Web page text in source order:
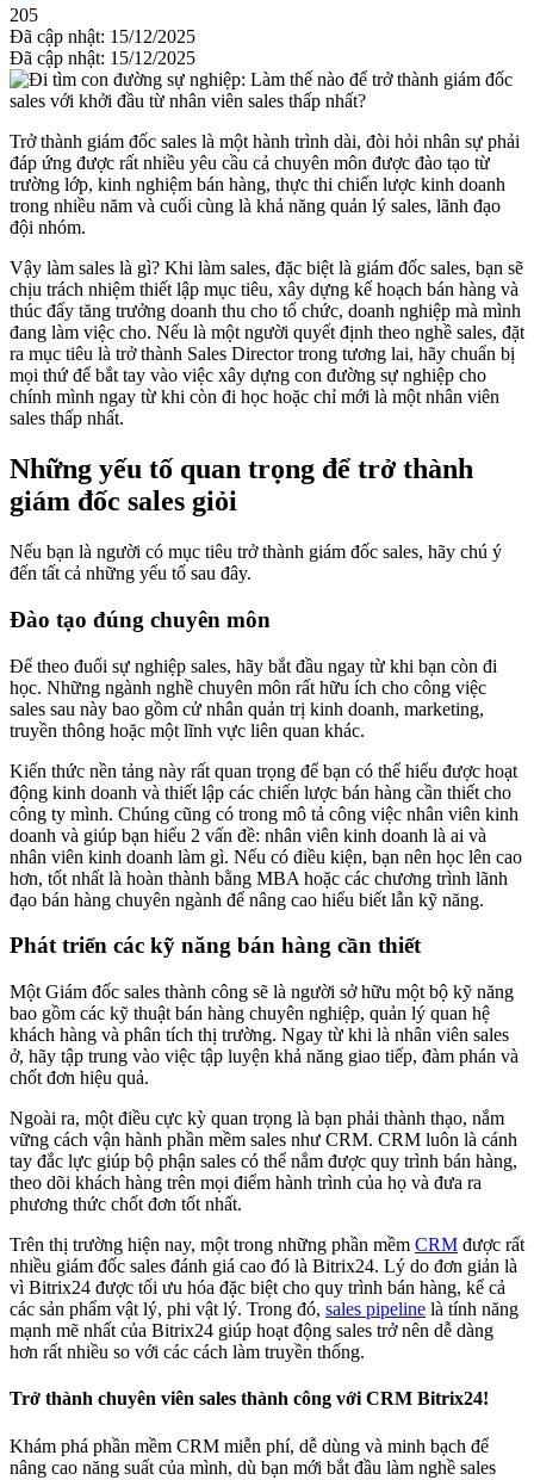
205
Đã cập nhật: 15/12/2025
Đã cập nhật: 15/12/2025
Trở thành giám đốc sales là một hành trình dài, đòi hỏi nhân sự phải
đáp ứng được rất nhiều yêu cầu cả chuyên môn được đào tạo từ
trường lớp, kinh nghiệm bán hàng, thực thi chiến lược kinh doanh
trong nhiều năm và cuối cùng là khả năng quản lý sales, lãnh đạo
đội nhóm.
Vậy làm sales là gì? Khi làm sales, đặc biệt là giám đốc sales, bạn sẽ
chịu trách nhiệm thiết lập mục tiêu, xây dựng kế hoạch bán hàng và
thúc đẩy tăng trưởng doanh thu cho tổ chức, doanh nghiệp mà mình
đang làm việc cho. Nếu là một người quyết định theo nghề sales, đặt
ra mục tiêu là trở thành Sales Director trong tương lai, hãy chuẩn bị
mọi thứ để bắt tay vào việc xây dựng con đường sự nghiệp cho
chính mình ngay từ khi còn đi học hoặc chỉ mới là một nhân viên
sales thấp nhất.
Những yếu tố quan trọng để trở thành
giám đốc sales giỏi
Nếu bạn là người có mục tiêu trở thành giám đốc sales, hãy chú ý
đến tất cả những yếu tố sau đây.
Đào tạo đúng chuyên môn
Để theo đuổi sự nghiệp sales, hãy bắt đầu ngay từ khi bạn còn đi
học. Những ngành nghề chuyên môn rất hữu ích cho công việc
sales sau này bao gồm cử nhân quản trị kinh doanh, marketing,
truyền thông hoặc một lĩnh vực liên quan khác.
Kiến thức nền tảng này rất quan trọng để bạn có thể hiểu được hoạt
động kinh doanh và thiết lập các chiến lược bán hàng cần thiết cho
công ty mình. Chúng cũng có trong mô tả công việc nhân viên kinh
doanh và giúp bạn hiểu 2 vấn đề: nhân viên kinh doanh là ai và
nhân viên kinh doanh làm gì. Nếu có điều kiện, bạn nên học lên cao
hơn, tốt nhất là hoàn thành bằng MBA hoặc các chương trình lãnh
đạo bán hàng chuyên ngành để nâng cao hiểu biết lẫn kỹ năng.
Phát triển các kỹ năng bán hàng cần thiết
Một Giám đốc sales thành công sẽ là người sở hữu một bộ kỹ năng
bao gồm các kỹ thuật bán hàng chuyên nghiệp, quản lý quan hệ
khách hàng và phân tích thị trường. Ngay từ khi là nhân viên sales
ở, hãy tập trung vào việc tập luyện khả năng giao tiếp, đàm phán và
chốt đơn hiệu quả.
Ngoài ra, một điều cực kỳ quan trọng là bạn phải thành thạo, nắm
vững cách vận hành phần mềm sales như CRM. CRM luôn là cánh
tay đắc lực giúp bộ phận sales có thể nắm được quy trình bán hàng,
theo dõi khách hàng trên mọi điểm hành trình của họ và đưa ra
phương thức chốt đơn tốt nhất.
Trên thị trường hiện nay, một trong những phần mềm CRM được rất
nhiều giám đốc sales đánh giá cao đó là Bitrix24. Lý do đơn giản là
vì Bitrix24 được tối ưu hóa đặc biệt cho quy trình bán hàng, kể cả
các sản phẩm vật lý, phi vật lý. Trong đó, sales pipeline là tính năng
mạnh mẽ nhất của Bitrix24 giúp hoạt động sales trở nên dễ dàng
hơn rất nhiều so với các cách làm truyền thống.
Trở thành chuyên viên sales thành công với CRM Bitrix24!
Khám phá phần mềm CRM miễn phí, dễ dùng và minh bạch để
nâng cao năng suất của mình, dù bạn mới bắt đầu làm nghề sales